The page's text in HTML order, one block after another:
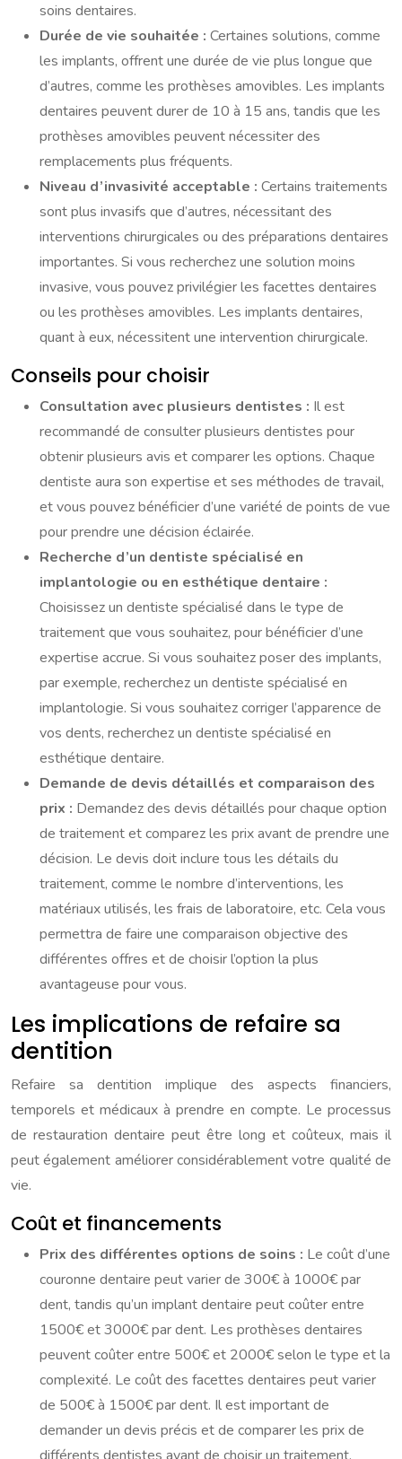
soins dentaires.
Durée de vie souhaitée : Certaines solutions, comme
les implants, offrent une durée de vie plus longue que
d’autres, comme les prothèses amovibles. Les implants
dentaires peuvent durer de 10 à 15 ans, tandis que les
prothèses amovibles peuvent nécessiter des
remplacements plus fréquents.
Niveau d’invasivité acceptable : Certains traitements
sont plus invasifs que d’autres, nécessitant des
interventions chirurgicales ou des préparations dentaires
importantes. Si vous recherchez une solution moins
invasive, vous pouvez privilégier les facettes dentaires
ou les prothèses amovibles. Les implants dentaires,
quant à eux, nécessitent une intervention chirurgicale.
Conseils pour choisir
Consultation avec plusieurs dentistes : Il est
recommandé de consulter plusieurs dentistes pour
obtenir plusieurs avis et comparer les options. Chaque
dentiste aura son expertise et ses méthodes de travail,
et vous pouvez bénéficier d’une variété de points de vue
pour prendre une décision éclairée.
Recherche d’un dentiste spécialisé en
implantologie ou en esthétique dentaire :
Choisissez un dentiste spécialisé dans le type de
traitement que vous souhaitez, pour bénéficier d’une
expertise accrue. Si vous souhaitez poser des implants,
par exemple, recherchez un dentiste spécialisé en
implantologie. Si vous souhaitez corriger l’apparence de
vos dents, recherchez un dentiste spécialisé en
esthétique dentaire.
Demande de devis détaillés et comparaison des
prix : Demandez des devis détaillés pour chaque option
de traitement et comparez les prix avant de prendre une
décision. Le devis doit inclure tous les détails du
traitement, comme le nombre d’interventions, les
matériaux utilisés, les frais de laboratoire, etc. Cela vous
permettra de faire une comparaison objective des
différentes offres et de choisir l’option la plus
avantageuse pour vous.
Les implications de refaire sa
dentition
Refaire sa dentition implique des aspects financiers,
temporels et médicaux à prendre en compte. Le processus
de restauration dentaire peut être long et coûteux, mais il
peut également améliorer considérablement votre qualité de
vie.
Coût et financements
Prix des différentes options de soins : Le coût d’une
couronne dentaire peut varier de 300€ à 1000€ par
dent, tandis qu’un implant dentaire peut coûter entre
1500€ et 3000€ par dent. Les prothèses dentaires
peuvent coûter entre 500€ et 2000€ selon le type et la
complexité. Le coût des facettes dentaires peut varier
de 500€ à 1500€ par dent. Il est important de
demander un devis précis et de comparer les prix de